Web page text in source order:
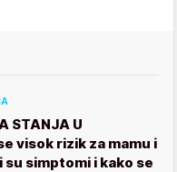
STANJA U
visok rizik za mamu i
su simptomi i kako se